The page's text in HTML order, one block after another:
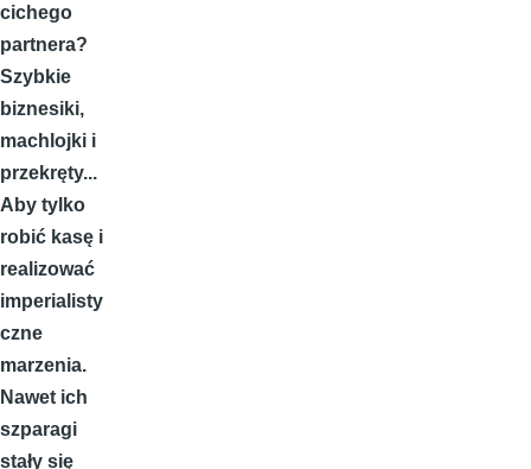
cichego
partnera?
Szybkie
biznesiki,
machlojki i
przekręty...
Aby tylko
robić kasę i
realizować
imperialisty
czne
marzenia.
Nawet ich
szparagi
stały się